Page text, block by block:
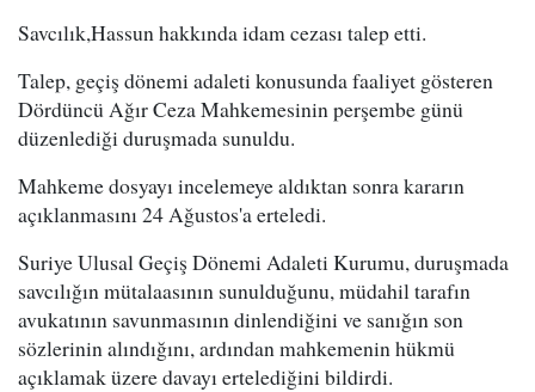
Savcılık,Hassun hakkında idam cezası talep etti.
Talep, geçiş dönemi adaleti konusunda faaliyet gösteren
Dördüncü Ağır Ceza Mahkemesinin perşembe günü
düzenlediği duruşmada sunuldu.
Mahkeme dosyayı incelemeye aldıktan sonra kararın
açıklanmasını 24 Ağustos'a erteledi.
Suriye Ulusal Geçiş Dönemi Adaleti Kurumu, duruşmada
savcılığın mütalaasının sunulduğunu, müdahil tarafın
avukatının savunmasının dinlendiğini ve sanığın son
sözlerinin alındığını, ardından mahkemenin hükmü
açıklamak üzere davayı ertelediğini bildirdi.